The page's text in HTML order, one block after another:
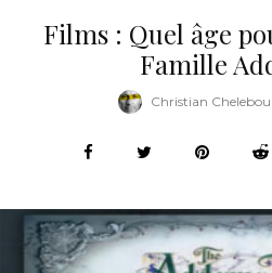
Films : Quel âge
Famille
Christian